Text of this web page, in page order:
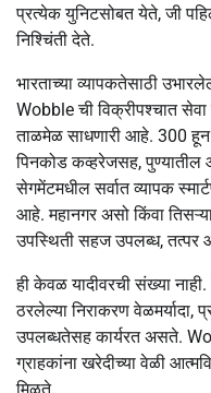
प्रत्येक युनिटसोबत येते, जी
निश्चिंती देते.
भारताच्या व्यापकतेसाठी
Wobble ची विक्रीपश्चात सेवा
ताळमेळ साधणारी आहे. 300
पिनकोड कव्हरेजसह, पुण्यातील
सेगमेंटमधील सर्वात व्यापक
आहे. महानगर असो किंवा
उपस्थिती सहज उपलब्ध, तत्पर
ही केवळ यादीवरची संख्या
ठरलेल्या निराकरण वेळमर्यादा,
उपलब्धतेसह कार्यरत असते.
ग्राहकांना खरेदीच्या वेळी